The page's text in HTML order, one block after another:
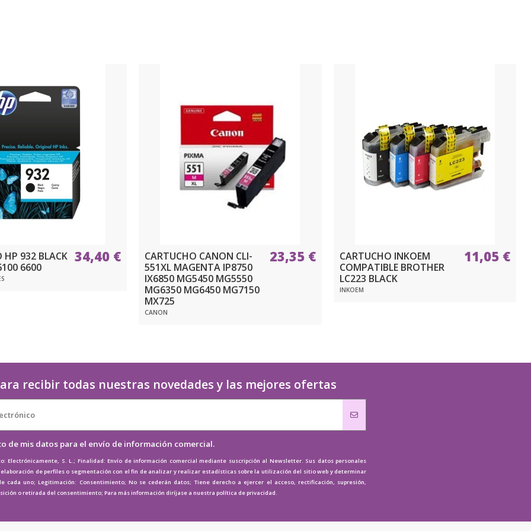
HP 932 BLACK
6600
34,40 €
CARTUCHO CANON CLI-
551XL MAGENTA IP8750
IX6850 MG5450 MG5550
MG6350 MG6450 MG7150
MX725
CANON
23,35 €
CARTUCHO INKOEM
COMPATIBLE BROTHER
LC223 BLACK
INKOEM
11,05 €
recibir todas nuestras novedades y las mejores ofertas
de mis datos para el envío de información comercial.
Electrónicamente, S. L.; Finalidad: Envío de información comercial mediante suscripción al Newsletter. Sus datos personales
de perfiles o segmentación con el fin de analizar y realizar estadísticas sobre la utilización del sitio web y determinar
cada uno; Legitimación: Consentimiento; No se cederán datos; Tiene derecho a ejercer el acceso, rectificación, supresión,
o retirada del consentimiento; Para más información diríjase a nuestra política de privacidad.